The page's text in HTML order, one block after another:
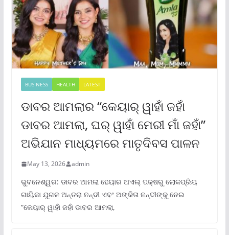
BUSINESS HEALTH LATEST
ଡାବର ଆମଲାର “କେୟାର୍ ୱାହାଁ ଜହାଁ
ଡାବର ଆମଲା, ଘର୍ ୱାହାଁ ମେରୀ ମାଁ ଜହାଁ”
ଅଭିଯାନ ମାଧ୍ୟମରେ ମାତୃଦିବସ ପାଳନ
May 13, 2026 admin
ଭୁବନେଶ୍ୱର: ଡାବର ଆମଲା ହେୟାର ଅଏଲ୍ ପକ୍ଷରୁ ଲୋକପ୍ରିୟ
ଗାୟିକା ଯୁଗଳ ଅନ୍ତରା ନନ୍ଦୀ ଏବଂ ଅଙ୍କିତା ନନ୍ଦୀଙ୍କୁ ନେଇ
“କେୟାର୍ ୱାହାଁ ଜହାଁ ଡାବର ଆମଲା,